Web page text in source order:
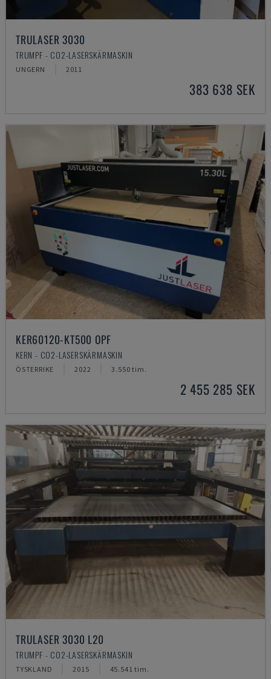
TRULASER 3030
TRUMPF - CO2-LASERSKÄRMASKIN
UNGERN 2011
383 638 SEK
KER60120-KT500 OPF
KERN - CO2-LASERSKÄRMASKIN
ÖSTERRIKE 2022 3.550 tim.
2 455 285 SEK
TRULASER 3030 L20
TRUMPF - CO2-LASERSKÄRMASKIN
TYSKLAND 2015 45.541 tim.